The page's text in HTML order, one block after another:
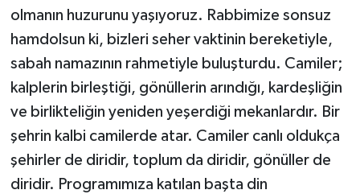
olmanın huzurunu yaşıyoruz. Rabbimize sonsuz
hamdolsun ki, bizleri seher vaktinin bereketiyle,
sabah namazının rahmetiyle buluşturdu. Camiler;
kalplerin birleştiği, gönüllerin arındığı, kardeşliğin
ve birlikteliğin yeniden yeşerdiği mekanlardır. Bir
şehrin kalbi camilerde atar. Camiler canlı oldukça
şehirler de diridir, toplum da diridir, gönüller de
diridir. Programımıza katılan başta din
Edirne Müftülüğü
Elazığ Müftülüğü
Erzincan Müftülüğü
Erzurum Müftülüğü